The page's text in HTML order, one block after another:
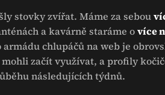
stovky zvířat. Máme za sebou
a kavárně staráme ovíce
chlupáčů na web je
začít využívat, a profily
následujících týdnů.